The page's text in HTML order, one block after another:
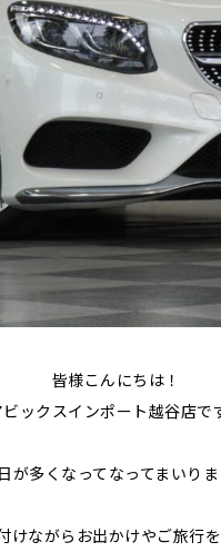
皆様こんにちは！
ビックスインポート越谷店で
が多くなってなってまいりま
けながらお出かけやご旅行